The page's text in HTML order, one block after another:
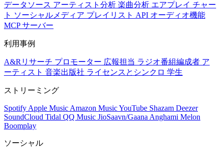
データソース アーティスト分析 楽曲分析 エアプレイ チャー
ト ソーシャルメディア プレイリスト API オーディオ機能
MCP サーバー
利用事例
A&Rリサーチ プロモーター 広報担当 ラジオ番組編成者 ア
ーティスト 音楽出版社 ライセンスとシンクロ 学生
ストリーミング
Spotify Apple Music Amazon MusicYouTube Shazam Deezer
SoundCloud Tidal QQ Music JioSaavn/Gaana Anghami Melon
Boomplay
ソーシャル